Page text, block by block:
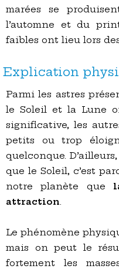
marées se
l’automne et du
faibles ont lieu lors
Explication
Parmi les astres
le Soleil et la Lune
significative, les
petits ou trop
quelconque.
que le Soleil, c’est
notre planète que
attraction.
Le phénomène
mais on peut le
fortement les